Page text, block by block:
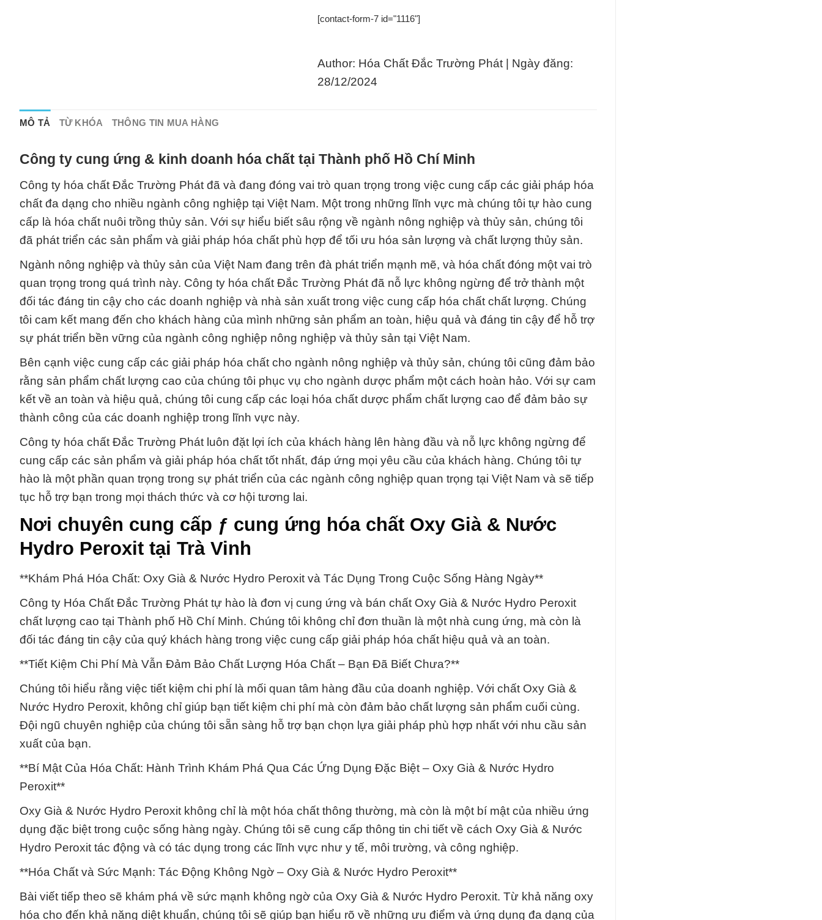
[contact-form-7 id="1116"]
Author: Hóa Chất Đắc Trường Phát | Ngày đăng:
28/12/2024
MÔ TẢ TỪ KHÓA THÔNG TIN MUA HÀNG
Công ty cung ứng & kinh doanh hóa chất tại Thành phố Hồ Chí Minh
Công ty hóa chất Đắc Trường Phát đã và đang đóng vai trò quan trọng trong việc cung cấp các giải pháp hóa
chất đa dạng cho nhiều ngành công nghiệp tại Việt Nam. Một trong những lĩnh vực mà chúng tôi tự hào cung
cấp là hóa chất nuôi trồng thủy sản. Với sự hiểu biết sâu rộng về ngành nông nghiệp và thủy sản, chúng tôi
đã phát triển các sản phẩm và giải pháp hóa chất phù hợp để tối ưu hóa sản lượng và chất lượng thủy sản.
Ngành nông nghiệp và thủy sản của Việt Nam đang trên đà phát triển mạnh mẽ, và hóa chất đóng một vai trò
quan trọng trong quá trình này. Công ty hóa chất Đắc Trường Phát đã nỗ lực không ngừng để trở thành một
đối tác đáng tin cậy cho các doanh nghiệp và nhà sản xuất trong việc cung cấp hóa chất chất lượng. Chúng
tôi cam kết mang đến cho khách hàng của mình những sản phẩm an toàn, hiệu quả và đáng tin cậy để hỗ trợ
sự phát triển bền vững của ngành công nghiệp nông nghiệp và thủy sản tại Việt Nam.
Bên cạnh việc cung cấp các giải pháp hóa chất cho ngành nông nghiệp và thủy sản, chúng tôi cũng đảm bảo
rằng sản phẩm chất lượng cao của chúng tôi phục vụ cho ngành dược phẩm một cách hoàn hảo. Với sự cam
kết về an toàn và hiệu quả, chúng tôi cung cấp các loại hóa chất dược phẩm chất lượng cao để đảm bảo sự
thành công của các doanh nghiệp trong lĩnh vực này.
Công ty hóa chất Đắc Trường Phát luôn đặt lợi ích của khách hàng lên hàng đầu và nỗ lực không ngừng để
cung cấp các sản phẩm và giải pháp hóa chất tốt nhất, đáp ứng mọi yêu cầu của khách hàng. Chúng tôi tự
hào là một phần quan trọng trong sự phát triển của các ngành công nghiệp quan trọng tại Việt Nam và sẽ tiếp
tục hỗ trợ bạn trong mọi thách thức và cơ hội tương lai.
Nơi chuyên cung cấp ƒ cung ứng hóa chất Oxy Già & Nước
Hydro Peroxit tại Trà Vinh
**Khám Phá Hóa Chất: Oxy Già & Nước Hydro Peroxit và Tác Dụng Trong Cuộc Sống Hàng Ngày**
Công ty Hóa Chất Đắc Trường Phát tự hào là đơn vị cung ứng và bán chất Oxy Già & Nước Hydro Peroxit
chất lượng cao tại Thành phố Hồ Chí Minh. Chúng tôi không chỉ đơn thuần là một nhà cung ứng, mà còn là
đối tác đáng tin cậy của quý khách hàng trong việc cung cấp giải pháp hóa chất hiệu quả và an toàn.
**Tiết Kiệm Chi Phí Mà Vẫn Đảm Bảo Chất Lượng Hóa Chất – Bạn Đã Biết Chưa?**
Chúng tôi hiểu rằng việc tiết kiệm chi phí là mối quan tâm hàng đầu của doanh nghiệp. Với chất Oxy Già &
Nước Hydro Peroxit, không chỉ giúp bạn tiết kiệm chi phí mà còn đảm bảo chất lượng sản phẩm cuối cùng.
Đội ngũ chuyên nghiệp của chúng tôi sẵn sàng hỗ trợ bạn chọn lựa giải pháp phù hợp nhất với nhu cầu sản
xuất của bạn.
**Bí Mật Của Hóa Chất: Hành Trình Khám Phá Qua Các Ứng Dụng Đặc Biệt – Oxy Già & Nước Hydro
Peroxit**
Oxy Già & Nước Hydro Peroxit không chỉ là một hóa chất thông thường, mà còn là một bí mật của nhiều ứng
dụng đặc biệt trong cuộc sống hàng ngày. Chúng tôi sẽ cung cấp thông tin chi tiết về cách Oxy Già & Nước
Hydro Peroxit tác động và có tác dụng trong các lĩnh vực như y tế, môi trường, và công nghiệp.
**Hóa Chất và Sức Mạnh: Tác Động Không Ngờ – Oxy Già & Nước Hydro Peroxit**
Bài viết tiếp theo sẽ khám phá về sức mạnh không ngờ của Oxy Già & Nước Hydro Peroxit. Từ khả năng oxy
hóa cho đến khả năng diệt khuẩn, chúng tôi sẽ giúp bạn hiểu rõ về những ưu điểm và ứng dụng đa dạng của